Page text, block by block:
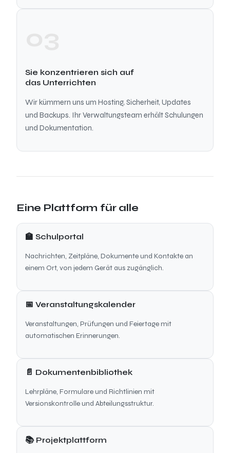
Sie konzentrieren sich auf
das Unterrichten
Wir kümmern uns um Hosting, Sicherheit, Updates
und Backups. Ihr Verwaltungsteam erhält Schulungen
und Dokumentation.
Eine Plattform für alle
🏫 Schulportal
Nachrichten, Zeitpläne, Dokumente und Kontakte an
einem Ort, von jedem Gerät aus zugänglich.
📅 Veranstaltungskalender
Veranstaltungen, Prüfungen und Feiertage mit
automatischen Erinnerungen.
📄 Dokumentenbibliothek
Lehrpläne, Formulare und Richtlinien mit
Versionskontrolle und Abteilungsstruktur.
📚 Projektplattform